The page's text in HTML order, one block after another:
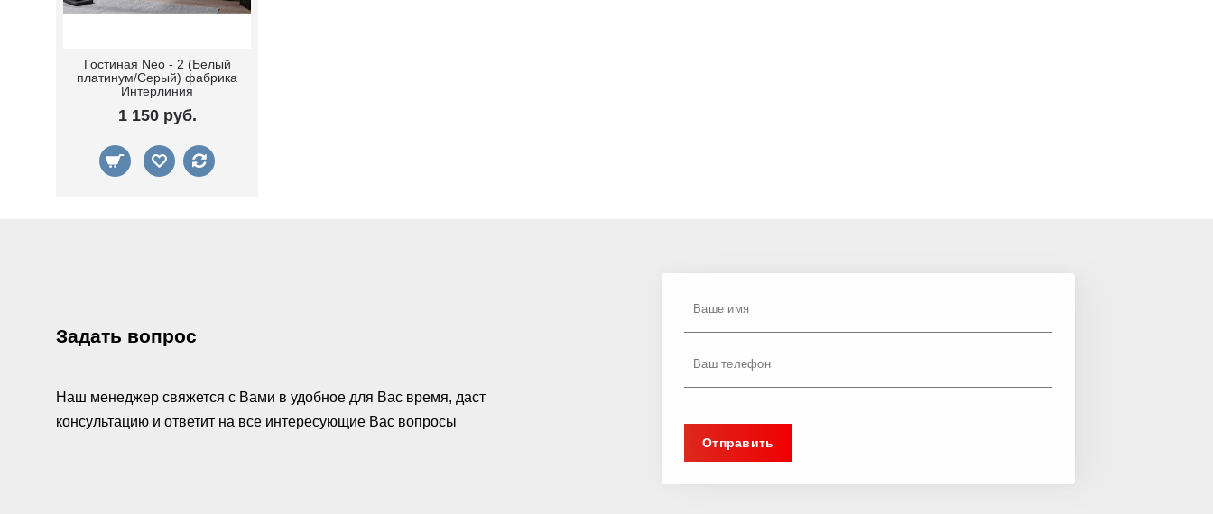
Гостиная Neo - 2 (Белый
платинум/Серый) фабрика
Интерлиния
1 150 руб.
Задать вопрос
Наш менеджер свяжется с Вами в удобное для Вас время, даст
консультацию и ответит на все интересующие Вас вопросы